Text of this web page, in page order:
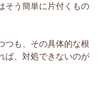
そう簡単に片付くもの
つも、その具体的な根
ば、対処できないのが